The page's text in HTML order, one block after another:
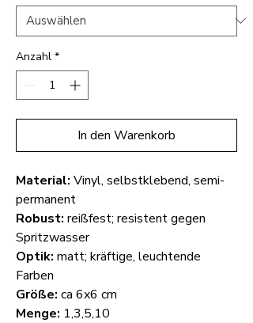
Anzahl *
In den Warenkorb
Material: Vinyl, selbstklebend, semi-
permanent
Robust: reißfest; resistent gegen
Spritzwasser
Optik: matt; kräftige, leuchtende
Farben
Größe: ca 6x6 cm
Menge: 1,3,5,10